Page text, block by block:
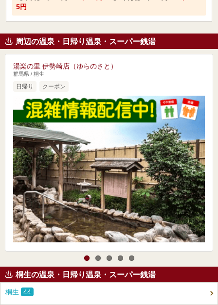
5円
周辺の温泉・日帰り温泉・スーパー銭湯
湯楽の里 伊勢崎店（ゆらのさと）
群馬県 / 桐生
日帰り クーポン
桐生の温泉・日帰り温泉・スーパー銭湯
桐生 44